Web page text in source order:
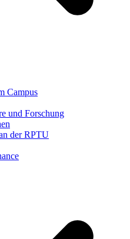
Campus
und Forschung
der RPTU